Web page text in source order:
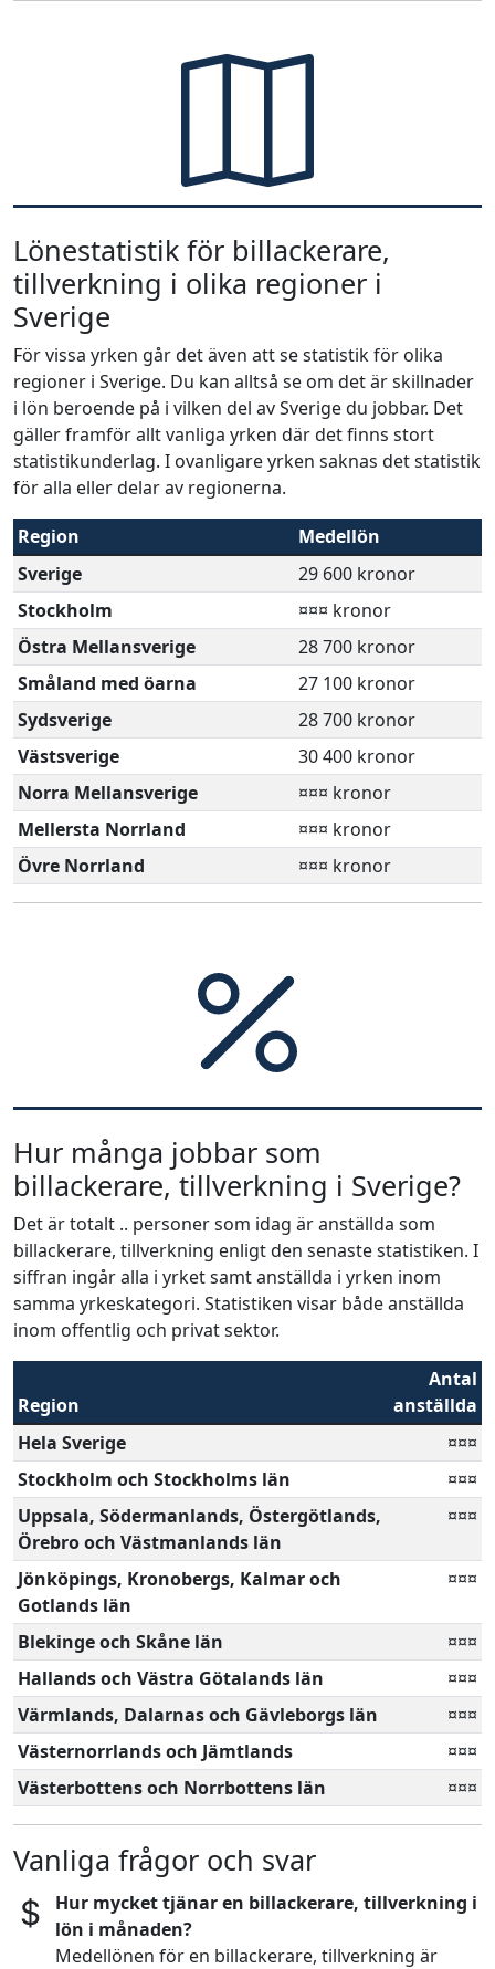
Lönestatistik för billackerare,
tillverkning i olika regioner i
Sverige
För vissa yrken går det även att se statistik för olika
regioner i Sverige. Du kan alltså se om det är skillnader
i lön beroende på i vilken del av Sverige du jobbar. Det
gäller framför allt vanliga yrken där det finns stort
statistikunderlag. I ovanligare yrken saknas det statistik
för alla eller delar av regionerna.
Region
Medellön
Sverige
29 600 kronor
Stockholm
¤¤¤ kronor
Östra Mellansverige
28 700 kronor
Småland med öarna
27 100 kronor
Sydsverige
28 700 kronor
Västsverige
30 400 kronor
Norra Mellansverige
¤¤¤ kronor
Mellersta Norrland
¤¤¤ kronor
Övre Norrland
¤¤¤ kronor
Hur många jobbar som
billackerare, tillverkning i Sverige?
Det är totalt .. personer som idag är anställda som
billackerare, tillverkning enligt den senaste statistiken. I
siffran ingår alla i yrket samt anställda i yrken inom
samma yrkeskategori. Statistiken visar både anställda
inom offentlig och privat sektor.
Region
Antal
anställda
Hela Sverige
¤¤¤
Stockholm och Stockholms län
¤¤¤
Uppsala, Södermanlands, Östergötlands,
Örebro och Västmanlands län
¤¤¤
Jönköpings, Kronobergs, Kalmar och
Gotlands län
¤¤¤
Blekinge och Skåne län
¤¤¤
Hallands och Västra Götalands län
¤¤¤
Värmlands, Dalarnas och Gävleborgs län
¤¤¤
Västernorrlands och Jämtlands
¤¤¤
Västerbottens och Norrbottens län
¤¤¤
Vanliga frågor och svar
Hur mycket tjänar en billackerare, tillverkning i
lön i månaden?
Medellönen för en billackerare, tillverkning är